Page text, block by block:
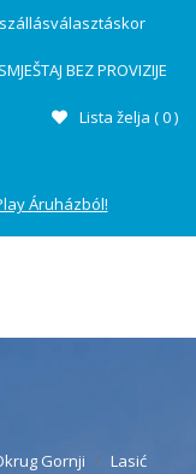
BEZ PROVIZIJE
Lista želja (0)
Áruházból!
Gornji Lasić